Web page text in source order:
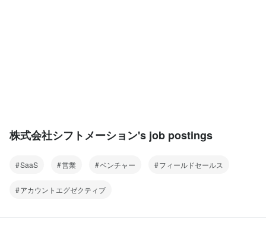
株式会社シフトメーション's job postings
SaaS 営業 ベンチャー フィールドセールス
アカウントエグゼクティブ